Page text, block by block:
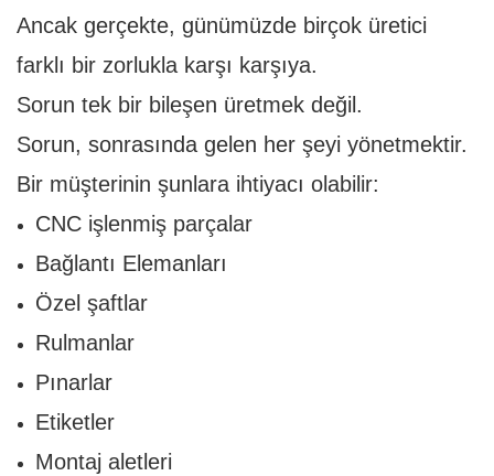
Ancak gerçekte, günümüzde birçok üretici
farklı bir zorlukla karşı karşıya.
Sorun tek bir bileşen üretmek değil.
Sorun, sonrasında gelen her şeyi yönetmektir.
Bir müşterinin şunlara ihtiyacı olabilir:
CNC işlenmiş parçalar
Bağlantı Elemanları
Özel şaftlar
Rulmanlar
Pınarlar
Etiketler
Montaj aletleri